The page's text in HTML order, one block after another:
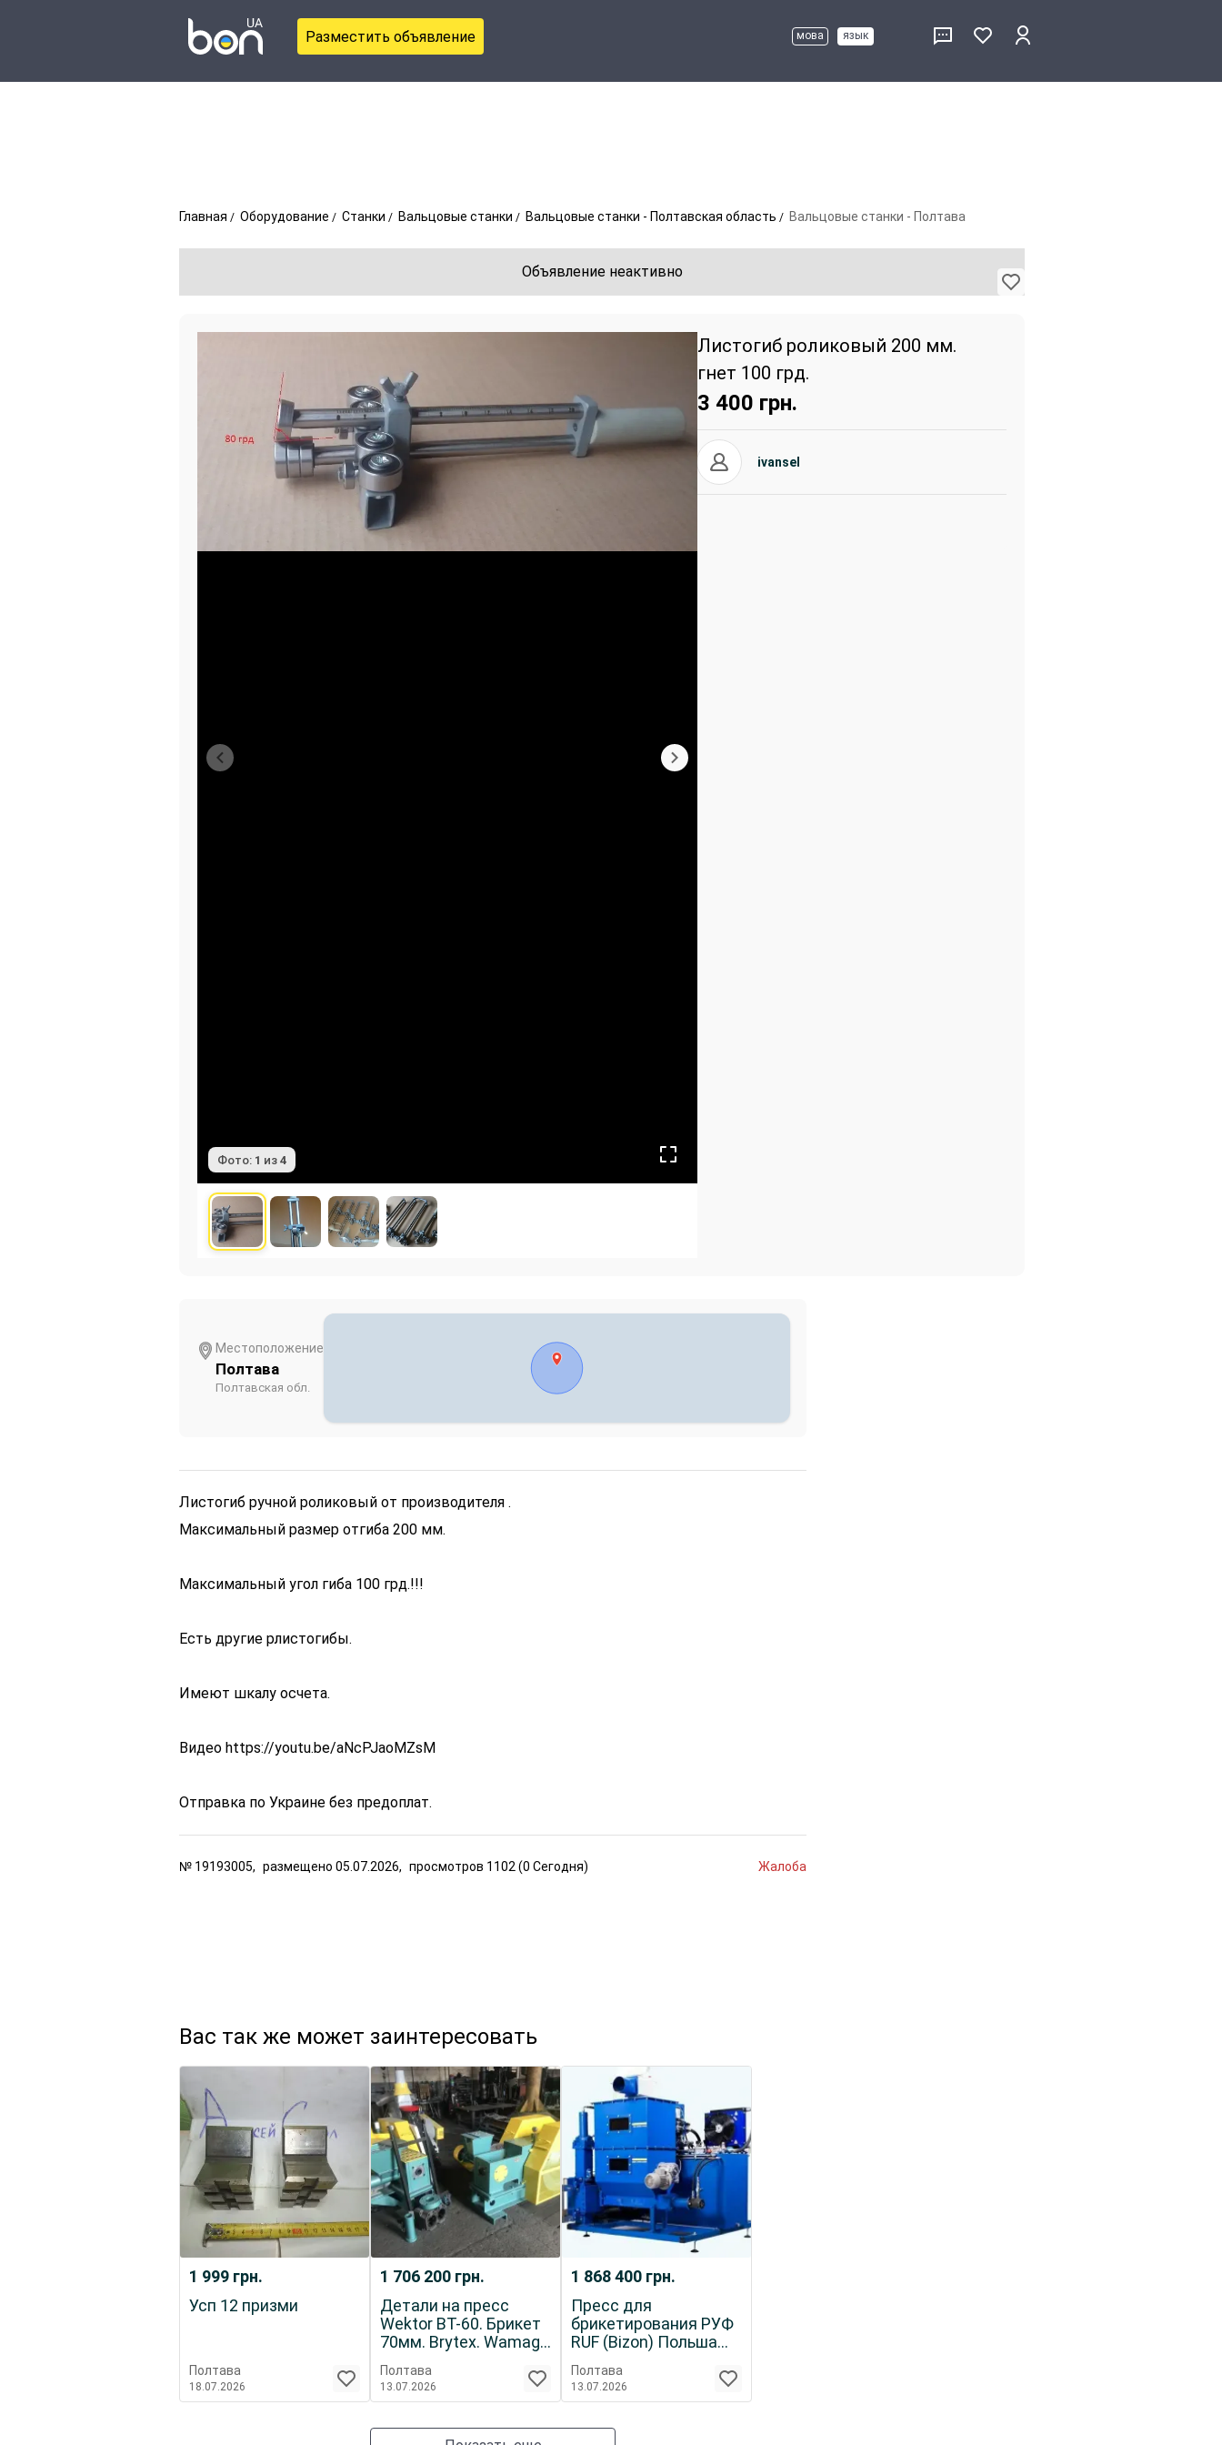
Разместить объявление мова язык
Главная Оборудование Станки Вальцовые станки Вальцовые станки - Полтавская область Вальцовые станки - Полтава
Объявление неактивно
Фото: 1 из 4
Листогиб роликовый 200 мм.
гнет 100 грд.
3 400 грн.
ivansel
Местоположение
Полтава
Полтавская обл.
Листогиб ручной роликовый от производителя .
Максимальный размер отгиба 200 мм.
Максимальный угол гиба 100 грд.!!!
Есть другие рлистогибы.
Имеют шкалу осчета.
Видео https://youtu.be/aNcPJaoMZsM
Отправка по Украине без предоплат.
№ 19193005, размещено 05.07.2026, просмотров 1102 (0 Сегодня) Жалоба
Вас так же может заинтересовать
1 999 грн.
Усп 12 призми
Полтава
18.07.2026
1 706 200 грн.
Детали на пресс
Wektor BT-60. Брикет
70мм. Brytex. Wamag.
Полтава
13.07.2026
1 868 400 грн.
Пресс для
брикетирования РУФ
RUF (Bizon) Польша
Полтава
13.07.2026